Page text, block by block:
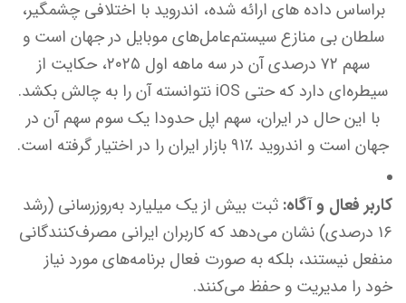
براساس داده ‌های ارائه ‌شده، اندروید با اختلافی چشمگیر،
سلطان بی ‌منازع سیستم‌عامل‌های موبایل در جهان است و
سهم ۷۲ درصدی آن در سه ماهه اول ۲۰۲۵، حکایت از
سیطره‌ای دارد که حتی iOS نتوانسته آن را به چالش بکشد.
با این حال در ایران، سهم اپل حدودا یک سوم سهم آن در
جهان است و اندروید ٪۹1 بازار ایران را در اختیار گرفته است.
کاربر فعال و آگاه: ثبت بیش از یک میلیارد به‌روزرسانی (رشد
۱۶ درصدی) نشان می‌دهد که کاربران ایرانی مصرف‌کنندگانی
منفعل نیستند، بلکه به صورت فعال برنامه‌های مورد نیاز
خود را مدیریت و حفظ می‌کنند.